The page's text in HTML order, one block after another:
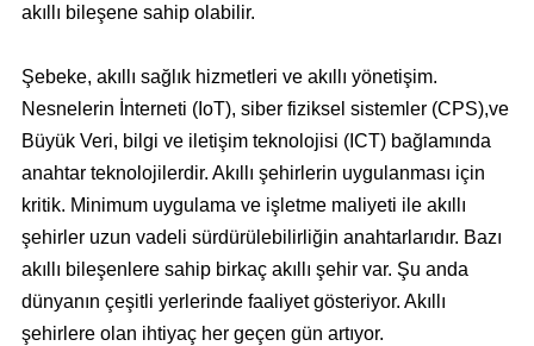
akıllı bileşene sahip olabilir.
Şebeke, akıllı sağlık hizmetleri ve akıllı yönetişim.
Nesnelerin İnterneti (IoT), siber fiziksel sistemler (CPS),ve
Büyük Veri, bilgi ve iletişim teknolojisi (ICT) bağlamında
anahtar teknolojilerdir. Akıllı şehirlerin uygulanması için
kritik. Minimum uygulama ve işletme maliyeti ile akıllı
şehirler uzun vadeli sürdürülebilirliğin anahtarlarıdır. Bazı
akıllı bileşenlere sahip birkaç akıllı şehir var. Şu anda
dünyanın çeşitli yerlerinde faaliyet gösteriyor. Akıllı
şehirlere olan ihtiyaç her geçen gün artıyor.